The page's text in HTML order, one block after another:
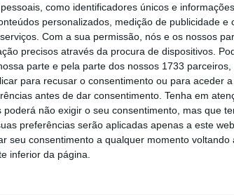
como identificadores únicos e
personalizados, medição de publicidade
Com a sua permissão, nós e os nossos
precisos através da procura de dispositivos.
parte e pela parte dos nossos 1733
para recusar o consentimento ou para aceder
antes de dar consentimento. Tenha em
poderá não exigir o seu consentimento, mas que
preferências serão aplicadas apenas a este
seu consentimento a qualquer momento
inferior da página.